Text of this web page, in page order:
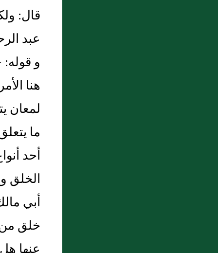
قال:
عبد
و
هنا
لمعان
ما
أحد
الخلق
أبي
خلق من